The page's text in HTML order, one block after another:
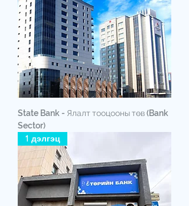
State Bank - Ялалт тооцооны төв (Bank
Sector)
1 дэлгэц